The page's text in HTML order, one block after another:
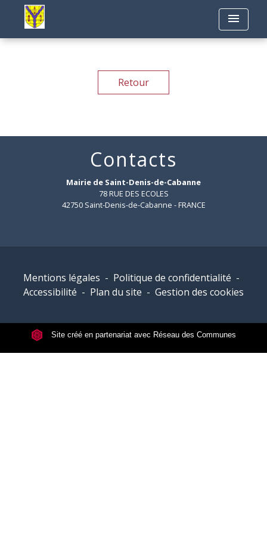
menu
Retour
Contacts
Mairie de Saint-Denis-de-Cabanne
78 RUE DES ECOLES
42750 Saint-Denis-de-Cabanne - FRANCE
Mentions légales - Politique de confidentialité -
Accessibilité - Plan du site - Gestion des cookies
Site créé en partenariat avec Réseau des Communes